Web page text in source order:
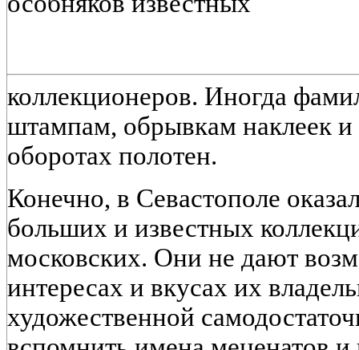
коллекционеров. Иногда
штампам, обрывкам наклеек
оборотах полотен.
Конечно, в Севастополе
больших и известных
московских. Они не дают
интересах и вкусах их
художественной